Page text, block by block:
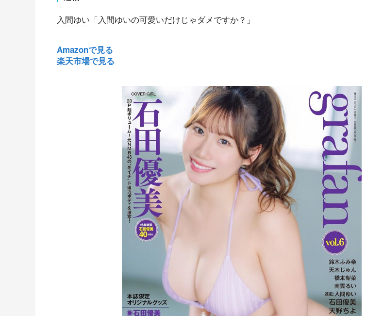
入間ゆい 「入間ゆいの可愛いだけじゃダメですか？」
Amazonで見る
楽天市場で見る